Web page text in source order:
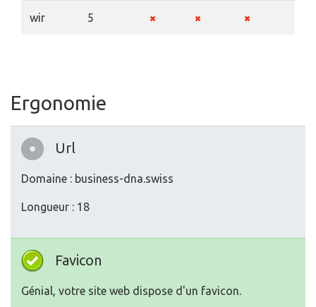
wir 5
Ergonomie
Url
Domaine : business-dna.swiss
Longueur : 18
Favicon
Génial, votre site web dispose d'un favicon.